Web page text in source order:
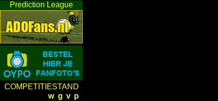
Prediction League
COMPETITIESTAND
w g v p